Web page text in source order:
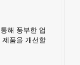
해 풍부한 업
제품을 개선할